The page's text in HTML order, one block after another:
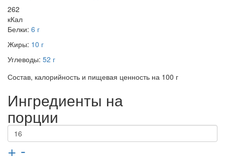
262
кКал
Белки: 6 г
Жиры: 10 г
Углеводы: 52 г
Состав, калорийность и пищевая ценность на 100 г
Ингредиенты на
порции
+ -